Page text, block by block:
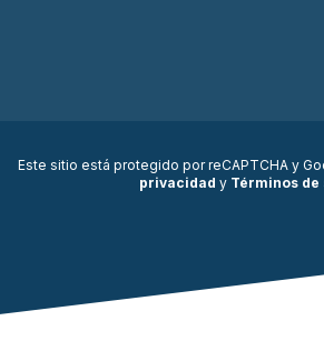
Este sitio está protegido por reCAPTCHA y
privacidad y Términos